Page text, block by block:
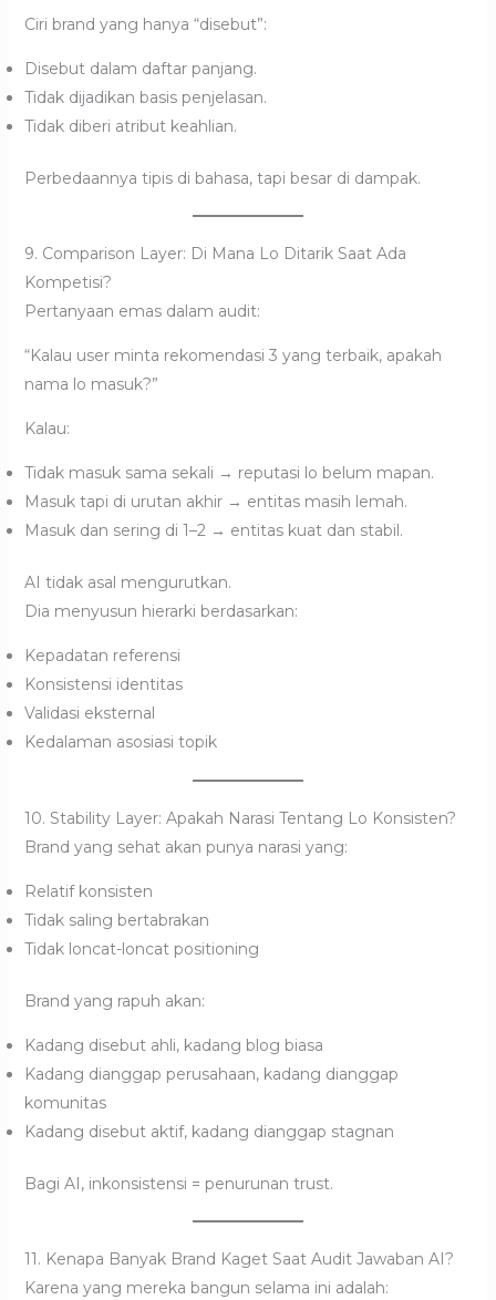
Ciri brand yang hanya “disebut”:
Disebut dalam daftar panjang.
Tidak dijadikan basis penjelasan.
Tidak diberi atribut keahlian.
Perbedaannya tipis di bahasa, tapi besar di dampak.
9. Comparison Layer: Di Mana Lo Ditarik Saat Ada
Kompetisi?
Pertanyaan emas dalam audit:
“Kalau user minta rekomendasi 3 yang terbaik, apakah
nama lo masuk?”
Kalau:
Tidak masuk sama sekali → reputasi lo belum mapan.
Masuk tapi di urutan akhir → entitas masih lemah.
Masuk dan sering di 1–2 → entitas kuat dan stabil.
AI tidak asal mengurutkan.
Dia menyusun hierarki berdasarkan:
Kepadatan referensi
Konsistensi identitas
Validasi eksternal
Kedalaman asosiasi topik
10. Stability Layer: Apakah Narasi Tentang Lo Konsisten?
Brand yang sehat akan punya narasi yang:
Relatif konsisten
Tidak saling bertabrakan
Tidak loncat-loncat positioning
Brand yang rapuh akan:
Kadang disebut ahli, kadang blog biasa
Kadang dianggap perusahaan, kadang dianggap
komunitas
Kadang disebut aktif, kadang dianggap stagnan
Bagi AI, inkonsistensi = penurunan trust.
11. Kenapa Banyak Brand Kaget Saat Audit Jawaban AI?
Karena yang mereka bangun selama ini adalah: